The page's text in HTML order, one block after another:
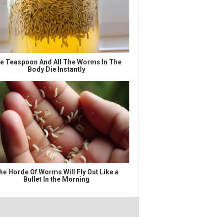
Teaspoon And All The Worms In The
Body Die Instantly
Horde Of Worms Will Fly Out Like a
Bullet In the Morning